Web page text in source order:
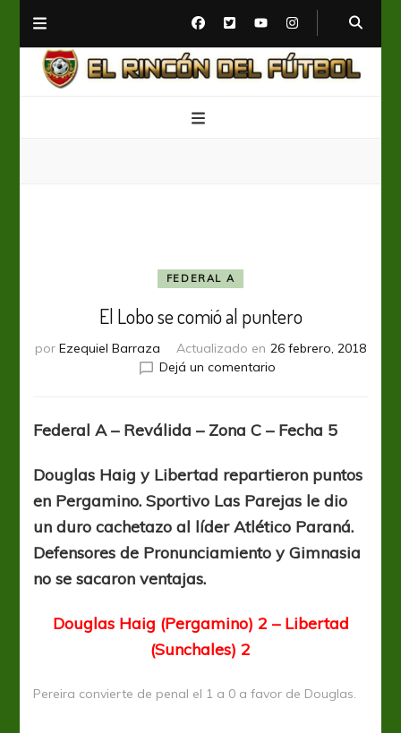
FEDERAL A
El Lobo se comió al puntero
por Ezequiel Barraza Actualizado en 26 febrero, 2018
Dejá un comentarioen
se
comió
puntero
Federal A – Reválida – Zona C – Fecha 5
Douglas Haig y Libertad repartieron puntos
en Pergamino. Sportivo Las Parejas le dio
un duro cachetazo al líder Atlético Paraná.
Defensores de Pronunciamiento y Gimnasia
no se sacaron ventajas.
Douglas Haig (Pergamino) 2 – Libertad
(Sunchales) 2
Pereira convierte de penal el 1 a 0 a favor de Douglas.